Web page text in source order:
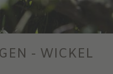
- WICKEL